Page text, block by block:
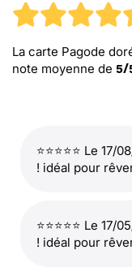
La carte Pagode
note moyenne de 5/
⭐⭐⭐⭐⭐ Le
! idéal pour
⭐⭐⭐⭐⭐ Le
! idéal pour